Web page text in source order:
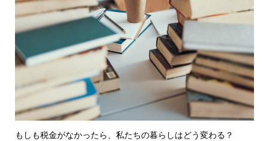
もしも税金がなかったら、私たちの暮らしはどう変わる？